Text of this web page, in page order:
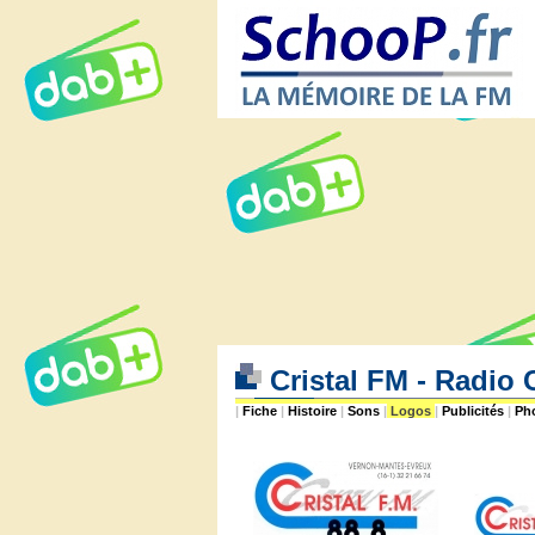
Cristal FM - Radio
| Fiche | Histoire | Sons | Logos | Publicités |